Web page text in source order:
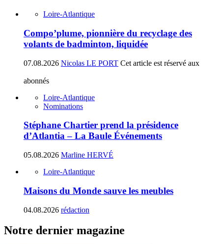
Loire-Atlantique
Compo’plume, pionnière du recyclage des
volants de badminton, liquidée
07.08.2026 Nicolas LE PORT Cet article est réservé aux
abonnés
Loire-Atlantique
Nominations
Stéphane Chartier prend la présidence
d’Atlantia – La Baule Événements
05.08.2026 Marline HERVÉ
Loire-Atlantique
Maisons du Monde sauve les meubles
04.08.2026 rédaction
Notre dernier magazine